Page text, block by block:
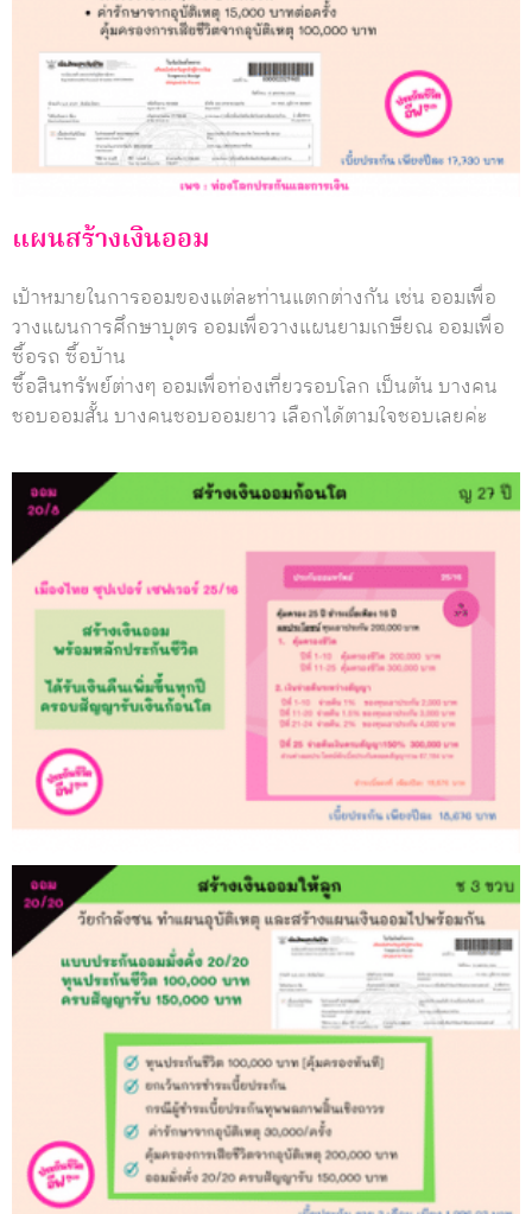
แผนสร้างเงินออม
เป้าหมายในการออมของแต่ละท่านแตกต่างกัน เช่น ออมเพื่อ
วางแผนการศึกษาบุตร ออมเพื่อวางแผนยามเกษียณ ออมเพื่อ
ซื้อรถ ซื้อบ้าน
ซื้อสินทรัพย์ต่างๆ ออมเพื่อท่องเที่ยวรอบโลก เป็นต้น บางคน
ชอบออมสั้น บางคนชอบออมยาว เลือกได้ตามใจชอบเลยค่ะ